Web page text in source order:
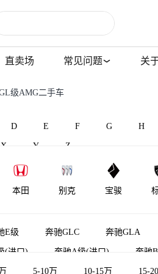
直卖场 常见问题 关
级AMG二手车
D E F G H
X Y Z
本田 别克 宝骏
北汽威旺 北汽昌河 比速汽车 北
E级 奔驰GLC 奔驰GLA
(进口) 奔驰A级(进口) 奔驰
奔驰R级 奔驰E级新能源 奔
5-10万 10-15万 15-